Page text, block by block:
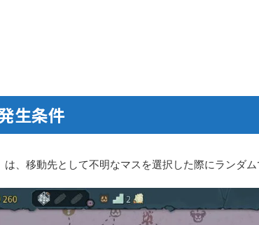
生条件
、移動先として不明なマスを選択した際にランダム